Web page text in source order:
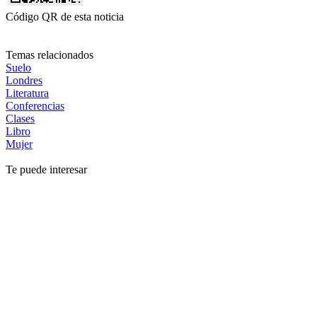
Código QR de esta noticia
Temas relacionados
Suelo
Londres
Literatura
Conferencias
Clases
Libro
Mujer
Te puede interesar